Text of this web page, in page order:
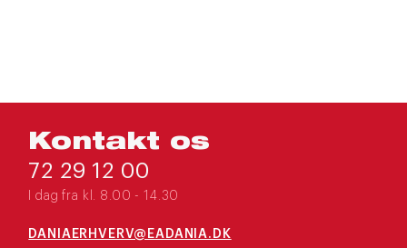
Kontakt os
72 29 12 00
I dag fra kl. 8.00 - 14.30
DANIAERHVERV@EADANIA.DK